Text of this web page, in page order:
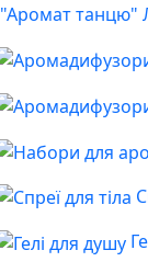
"Аромат танцю"